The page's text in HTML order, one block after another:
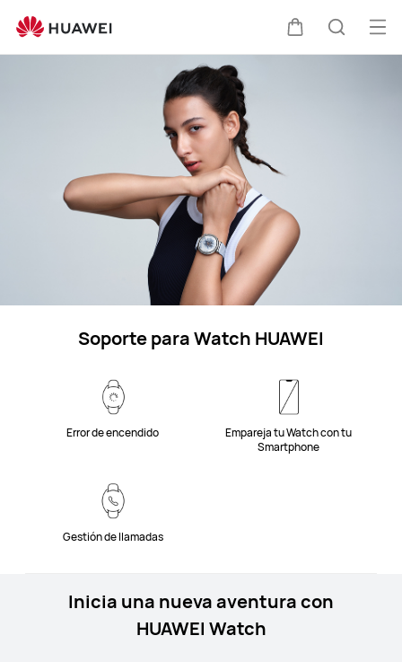
técnico
HUAWEI
Carrito
Soporte para Watch HUAWEI
Error de encendido
Empareja tu Watch con tu
Smartphone
Gestión de llamadas
Inicia una nueva aventura con
HUAWEI Watch